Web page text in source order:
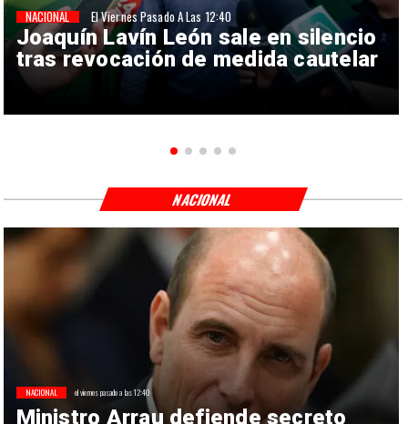
Joaquín Lavín León sale en silencio
tras revocación de medida cautelar
NACIONAL El Viernes Pasado A Las 12:40
Ministro Arrau defiende secreto
NACIONAL el viernes pasado a las 12:40
NACIONAL